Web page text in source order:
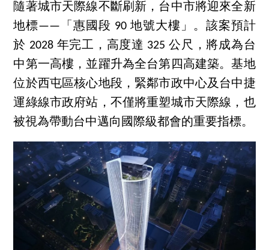
隨著城市天際線不斷刷新，台中市將迎來全新
地標——「惠國段 90 地號大樓」。該案預計
於 2028 年完工，高度達 325 公尺，將成為台
中第一高樓，並躍升為全台第四高建築。基地
位於西屯區核心地段，緊鄰市政中心及台中捷
運綠線市政府站，不僅將重塑城市天際線，也
被視為帶動台中邁向國際級都會的重要指標。